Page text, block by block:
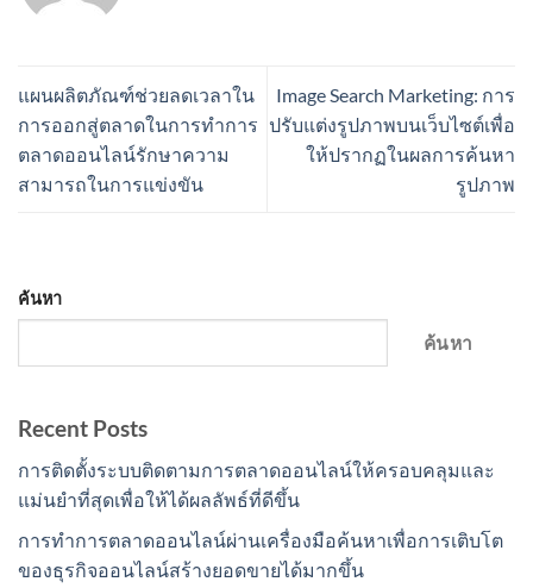
แผนผลิตภัณฑ์ช่วยลดเวลาใน
การออกสู่ตลาดในการทำการ
ตลาดออนไลน์รักษาความ
สามารถในการแข่งขัน
Image Search Marketing: การ
ปรับแต่งรูปภาพบนเว็บไซต์เพื่อ
ให้ปรากฏในผลการค้นหา
รูปภาพ
ค้นหา
ค้นหา
Recent Posts
การติดตั้งระบบติดตามการตลาดออนไลน์ให้ครอบคลุมและ
แม่นยำที่สุดเพื่อให้ได้ผลลัพธ์ที่ดีขึ้น
การทำการตลาดออนไลน์ผ่านเครื่องมือค้นหาเพื่อการเติบโต
ของธุรกิจออนไลน์สร้างยอดขายได้มากขึ้น